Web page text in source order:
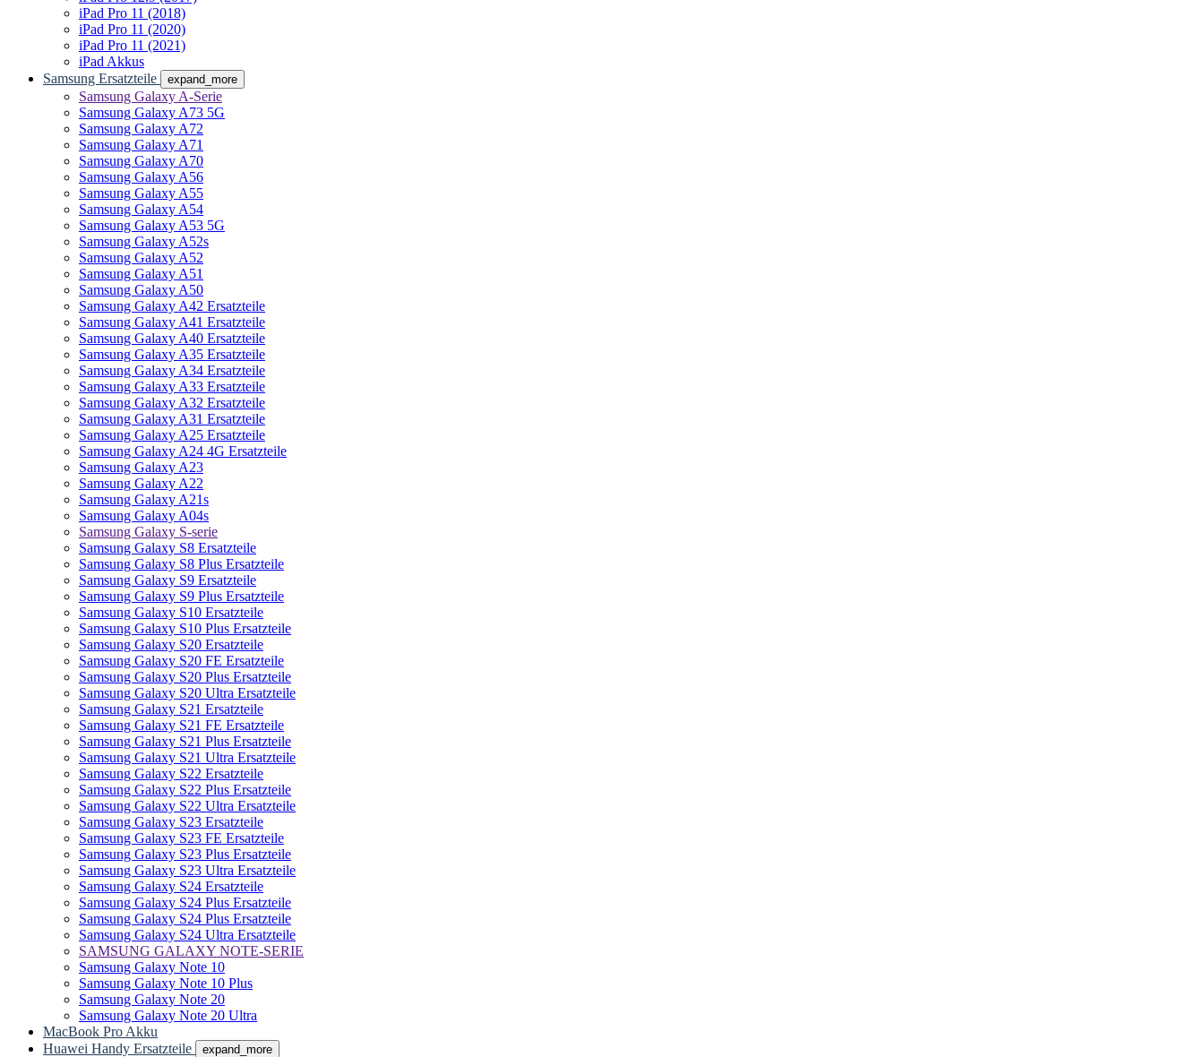
iPad Pro 11 (2018)
iPad Pro 11 (2020)
iPad Pro 11 (2021)
iPad Akkus
Samsung Ersatzteile
expand_more
Samsung Galaxy A-Serie
Samsung Galaxy A73 5G
Samsung Galaxy A72
Samsung Galaxy A71
Samsung Galaxy A70
Samsung Galaxy A56
Samsung Galaxy A55
Samsung Galaxy A54
Samsung Galaxy A53 5G
Samsung Galaxy A52s
Samsung Galaxy A52
Samsung Galaxy A51
Samsung Galaxy A50
Samsung Galaxy A42 Ersatzteile
Samsung Galaxy A41 Ersatzteile
Samsung Galaxy A40 Ersatzteile
Samsung Galaxy A35 Ersatzteile
Samsung Galaxy A34 Ersatzteile
Samsung Galaxy A33 Ersatzteile
Samsung Galaxy A32 Ersatzteile
Samsung Galaxy A31 Ersatzteile
Samsung Galaxy A25 Ersatzteile
Samsung Galaxy A24 4G Ersatzteile
Samsung Galaxy A23
Samsung Galaxy A22
Samsung Galaxy A21s
Samsung Galaxy A04s
Samsung Galaxy S-serie
Samsung Galaxy S8 Ersatzteile
Samsung Galaxy S8 Plus Ersatzteile
Samsung Galaxy S9 Ersatzteile
Samsung Galaxy S9 Plus Ersatzteile
Samsung Galaxy S10 Ersatzteile
Samsung Galaxy S10 Plus Ersatzteile
Samsung Galaxy S20 Ersatzteile
Samsung Galaxy S20 FE Ersatzteile
Samsung Galaxy S20 Plus Ersatzteile
Samsung Galaxy S20 Ultra Ersatzteile
Samsung Galaxy S21 Ersatzteile
Samsung Galaxy S21 FE Ersatzteile
Samsung Galaxy S21 Plus Ersatzteile
Samsung Galaxy S21 Ultra Ersatzteile
Samsung Galaxy S22 Ersatzteile
Samsung Galaxy S22 Plus Ersatzteile
Samsung Galaxy S22 Ultra Ersatzteile
Samsung Galaxy S23 Ersatzteile
Samsung Galaxy S23 FE Ersatzteile
Samsung Galaxy S23 Plus Ersatzteile
Samsung Galaxy S23 Ultra Ersatzteile
Samsung Galaxy S24 Ersatzteile
Samsung Galaxy S24 Plus Ersatzteile
Samsung Galaxy S24 Plus Ersatzteile
Samsung Galaxy S24 Ultra Ersatzteile
SAMSUNG GALAXY NOTE-SERIE
Samsung Galaxy Note 10
Samsung Galaxy Note 10 Plus
Samsung Galaxy Note 20
Samsung Galaxy Note 20 Ultra
MacBook Pro Akku
Huawei Handy Ersatzteile
expand_more